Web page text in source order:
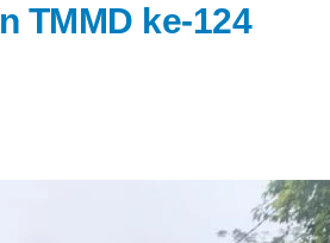
TMMD ke-124